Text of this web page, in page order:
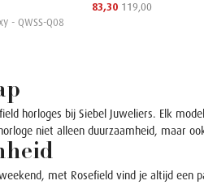
- QWSS-Q08
83,30 119,00
horloges bij Siebel Juweliers. Elk
niet alleen duurzaamheid, maar
met Rosefield vind je altijd